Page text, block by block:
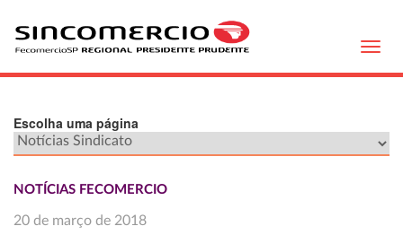
Escolha uma página
NOTÍCIAS FECOMERCIO
20 de março de 2018